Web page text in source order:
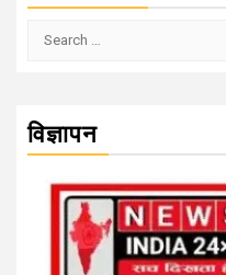
Search
विज्ञापन